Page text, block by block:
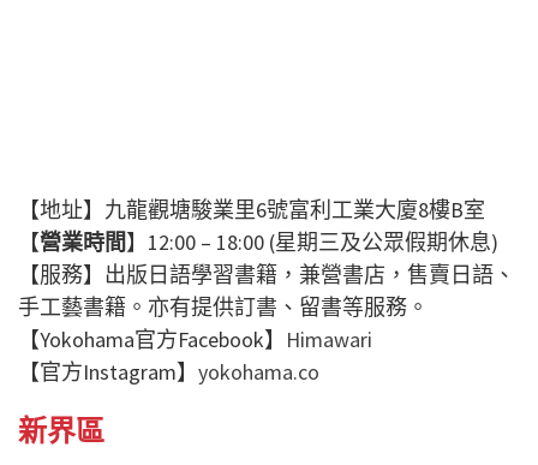
【地址】九龍觀塘駿業里6號富利工業大廈8樓B室
【營業時間】12:00 – 18:00 (星期三及公眾假期休息)
【服務】出版日語學習書籍，兼營書店，售賣日語、
手工藝書籍。亦有提供訂書、留書等服務。
【Yokohama官方Facebook】 Himawari
【官方Instagram】 yokohama.co
新界區